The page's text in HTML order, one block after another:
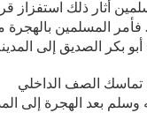
أثار ذلك
فأمر المسلمين
بكر الصديق إلى
تماسك الصف الداخلي
بعد الهجرة إلى